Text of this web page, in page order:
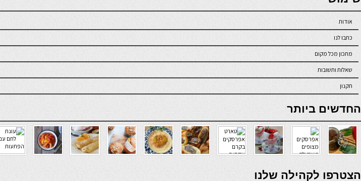
אודות
כתבו לנו
מתכון מכל מקום
שאלות ותשובות
תקנון
online casino
החדשים ביותר
verde casino
הצטרפו לקהילה שלנו